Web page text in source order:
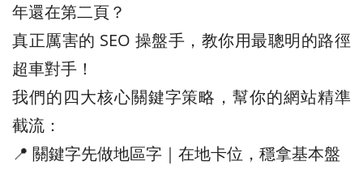
年還在第二頁？
真正厲害的 SEO 操盤手，教你用最聰明的路徑
超車對手！
我們的四大核心關鍵字策略，幫你的網站精準
截流：
📍 關鍵字先做地區字｜在地卡位，穩拿基本盤